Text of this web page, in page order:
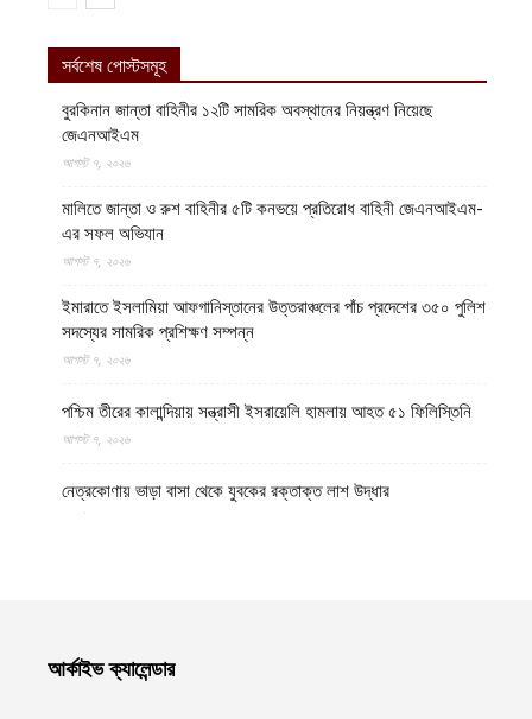
সর্বশেষ পোস্টসমূহ
বুরকিনান জান্তা বাহিনীর ১২টি সামরিক অবস্থানের নিয়ন্ত্রণ নিয়েছে
জেএনআইএম
আগস্ট ৭, ২০২৬
মালিতে জান্তা ও রুশ বাহিনীর ৫টি কনভয়ে প্রতিরোধ বাহিনী জেএনআইএম-
এর সফল অভিযান
আগস্ট ৭, ২০২৬
ইমারাতে ইসলামিয়া আফগানিস্তানের উত্তরাঞ্চলের পাঁচ প্রদেশের ৩৫০ পুলিশ
সদস্যের সামরিক প্রশিক্ষণ সম্পন্ন
আগস্ট ৭, ২০২৬
পশ্চিম তীরের কালান্দিয়ায় সন্ত্রাসী ইসরায়েলি হামলায় আহত ৫১ ফিলিস্তিনি
আগস্ট ৭, ২০২৬
নেত্রকোণায় ভাড়া বাসা থেকে যুবকের রক্তাক্ত লাশ উদ্ধার
আগস্ট ৭, ২০২৬
শুক্রাণুর অস্তিত্ব মিলেছে, মৃত্যুর আগে খুনিদের ফাঁসি দেখতে চান তনুর মা
আর্কাইভ ক্যালেন্ডার